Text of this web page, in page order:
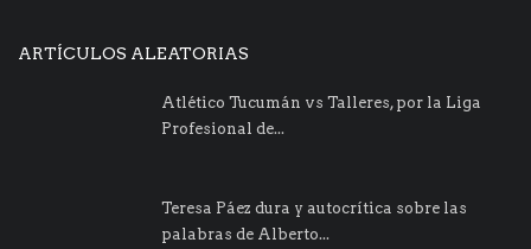
ARTÍCULOS ALEATORIAS
Atlético Tucumán vs Talleres, por la Liga
Profesional de...
Teresa Páez dura y autocrítica sobre las
palabras de Alberto...